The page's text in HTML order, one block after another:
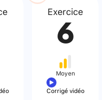
Exercice
6
Moyen
Corrigé vidéo